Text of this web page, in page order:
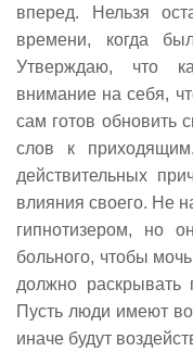
вперед. Нельзя
времени, когда
Утверждаю, что
внимание на себя,
сам готов обновить
слов к
действительных
влияния своего. Не
гипнотизером, но
больного, чтобы
должно
Пусть люди имеют
иначе будут